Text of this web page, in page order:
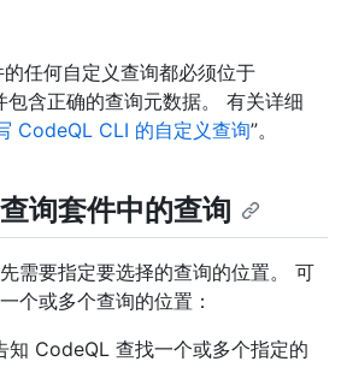
任何自定义查询都必须位于
包含正确的查询元数据。 有关详细
CodeQL CLI 的自定义查询”。
询套件中的查询
需要指定要选择的查询的位置。 可
个或多个查询的位置：
知 CodeQL 查找一个或多个指定的